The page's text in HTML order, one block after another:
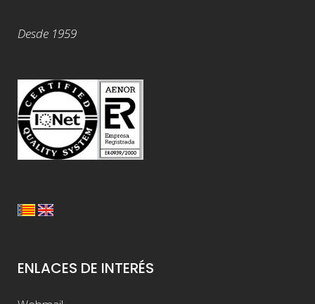
Desde 1959
ENLACES DE INTERÉS